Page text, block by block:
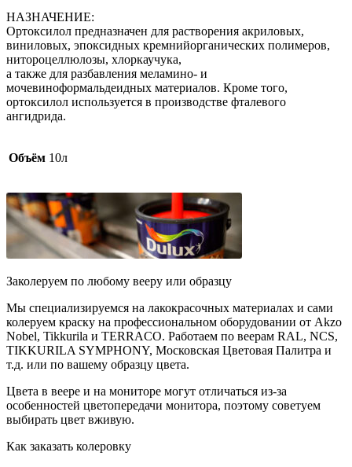
НАЗНАЧЕНИЕ:
Ортоксилол предназначен для растворения акриловых,
виниловых, эпоксидных кремнийорганических полимеров,
нитороцеллюлозы, хлоркаучука,
а также для разбавления меламино- и
мочевиноформальдеидных материалов. Кроме того,
ортоксилол используется в производстве фталевого
ангидрида.
Объём 10л
Заколеруем по любому вееру или образцу
Мы специализируемся на лакокрасочных материалах и сами
колеруем краску на профессиональном оборудовании от Akzo
Nobel, Tikkurila и TERRACO. Работаем по веерам RAL, NCS,
TIKKURILA SYMPHONY, Московская Цветовая Палитра и
т.д. или по вашему образцу цвета.
Цвета в веере и на мониторе могут отличаться из-за
особенностей цветопередачи монитора, поэтому советуем
выбирать цвет вживую.
Как заказать колеровку